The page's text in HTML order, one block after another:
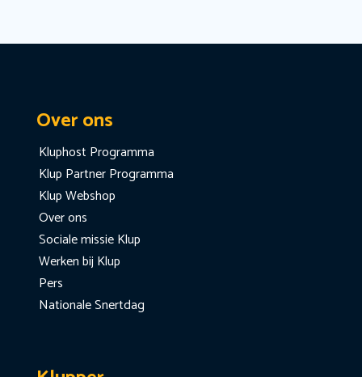
Over ons
Kluphost Programma
Klup Partner Programma
Klup Webshop
Over ons
Sociale missie Klup
Werken bij Klup
Pers
Nationale Snertdag